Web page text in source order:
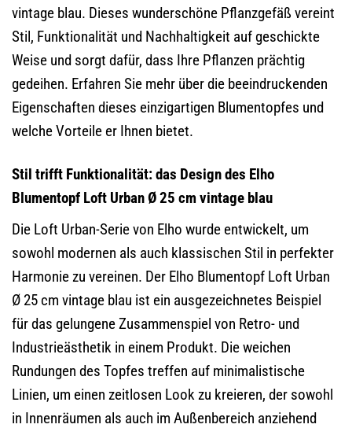
vintage blau. Dieses wunderschöne Pflanzgefäß vereint
Stil, Funktionalität und Nachhaltigkeit auf geschickte
Weise und sorgt dafür, dass Ihre Pflanzen prächtig
gedeihen. Erfahren Sie mehr über die beeindruckenden
Eigenschaften dieses einzigartigen Blumentopfes und
welche Vorteile er Ihnen bietet.
Stil trifft Funktionalität: das Design des Elho
Blumentopf Loft Urban Ø 25 cm vintage blau
Die Loft Urban-Serie von Elho wurde entwickelt, um
sowohl modernen als auch klassischen Stil in perfekter
Harmonie zu vereinen. Der Elho Blumentopf Loft Urban
Ø 25 cm vintage blau ist ein ausgezeichnetes Beispiel
für das gelungene Zusammenspiel von Retro- und
Industrieästhetik in einem Produkt. Die weichen
Rundungen des Topfes treffen auf minimalistische
Linien, um einen zeitlosen Look zu kreieren, der sowohl
in Innenräumen als auch im Außenbereich anziehend